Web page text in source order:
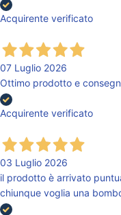
Acquirente verificato
07 Luglio 2026
Ottimo prodotto e
Acquirente verificato
03 Luglio 2026
il prodotto è arrivato
chiunque voglia una